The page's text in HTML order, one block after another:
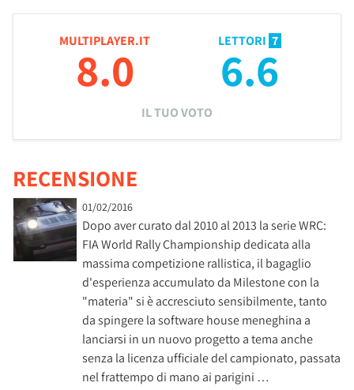
MULTIPLAYER.IT
8.0
LETTORI 7
6.6
IL TUO VOTO
RECENSIONE
01/02/2016
Dopo aver curato dal 2010 al 2013 la serie WRC:
FIA World Rally Championship dedicata alla
massima competizione rallistica, il bagaglio
d'esperienza accumulato da Milestone con la
"materia" si è accresciuto sensibilmente, tanto
da spingere la software house meneghina a
lanciarsi in un nuovo progetto a tema anche
senza la licenza ufficiale del campionato, passata
nel frattempo di mano ai parigini …